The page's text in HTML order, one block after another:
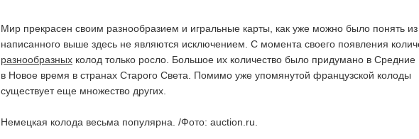
Мир прекрасен своим разнообразием и игральные карты, как уже можно было понять из
написанного выше здесь не являются исключением. С момента своего появления
разнообразных колод только росло. Большое их количество было придумано в Средние
в Новое время в странах Старого Света. Помимо уже упомянутой французской колоды
существует еще множество других.
Немецкая колода весьма популярна. /Фото: auction.ru.